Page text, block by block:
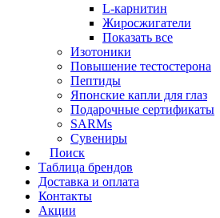
L-карнитин
Жиросжигатели
Показать все
Изотоники
Повышение тестостерона
Пептиды
Японские капли для глаз
Подарочные сертификаты
SARMs
Сувениры
Поиск
Таблица брендов
Доставка и оплата
Контакты
Акции